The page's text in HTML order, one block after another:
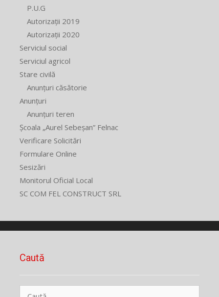
P.U.G
Autorizații 2019
Autorizații 2020
Serviciul social
Serviciul agricol
Stare civilă
Anunțuri căsătorie
Anunțuri
Anunțuri teren
Școala „Aurel Sebeșan” Felnac
Verificare Solicitări
Formulare Online
Sesizări
Monitorul Oficial Local
SC COM FEL CONSTRUCT SRL
Caută